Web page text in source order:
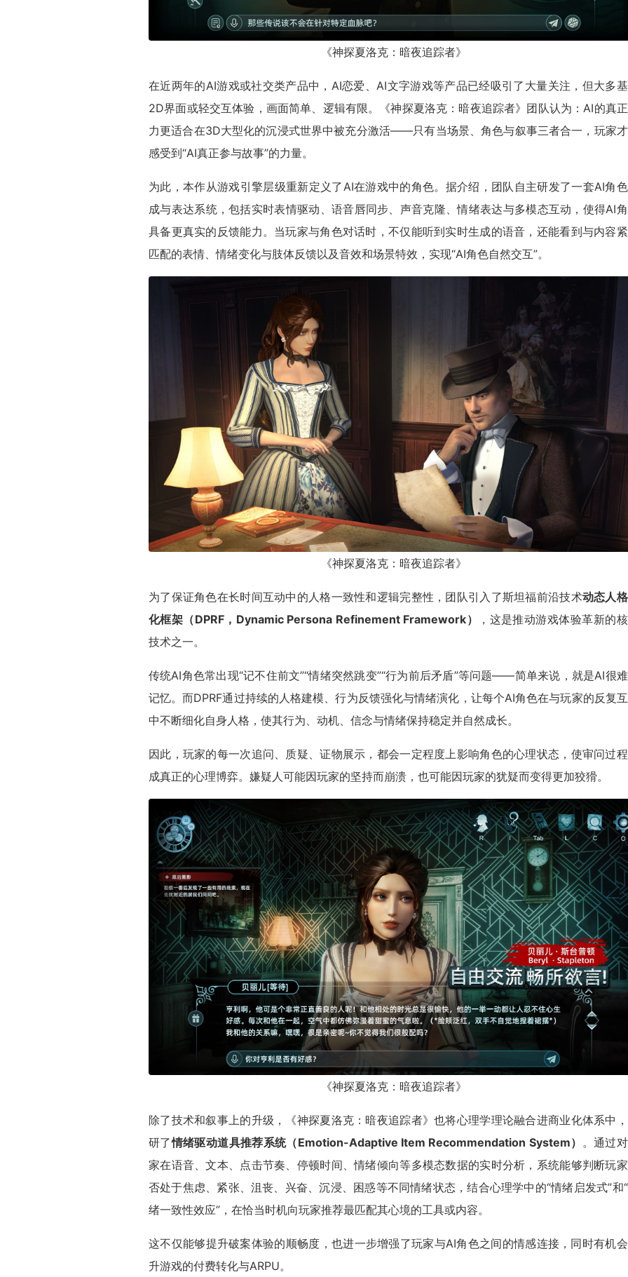
《神探夏洛克：暗夜追踪者》
在近两年的AI游戏或社交类产品中，AI恋爱、AI文字游戏等产品已经吸引了大量关注，但大多
2D界面或轻交互体验，画面简单、逻辑有限。《神探夏洛克：暗夜追踪者》团队认为：AI的真
力更适合在3D大型化的沉浸式世界中被充分激活——只有当场景、角色与叙事三者合一，玩家
感受到“AI真正参与故事”的力量。
为此，本作从游戏引擎层级重新定义了AI在游戏中的角色。据介绍，团队自主研发了一套AI角
成与表达系统，包括实时表情驱动、语音唇同步、声音克隆、情绪表达与多模态互动，使得AI
具备更真实的反馈能力。当玩家与角色对话时，不仅能听到实时生成的语音，还能看到与内容
匹配的表情、情绪变化与肢体反馈以及音效和场景特效，实现“AI角色自然交互”。
《神探夏洛克：暗夜追踪者》
为了保证角色在长时间互动中的人格一致性和逻辑完整性，团队引入了斯坦福前沿技术动态人
化框架（DPRF，Dynamic Persona Refinement Framework）
，这是推动游戏体验革新的
技术之一。
传统AI角色常出现“记不住前文”“情绪突然跳变”“行为前后矛盾”等问题——简单来说，就是AI很
记忆。而DPRF通过持续的人格建模、行为反馈强化与情绪演化，让每个AI角色在与玩家的反复
中不断细化自身人格，使其行为、动机、信念与情绪保持稳定并自然成长。
因此，玩家的每一次追问、质疑、证物展示，都会一定程度上影响角色的心理状态，使审问过
成真正的心理博弈。嫌疑人可能因玩家的坚持而崩溃，也可能因玩家的犹疑而变得更加狡猾。
《神探夏洛克：暗夜追踪者》
除了技术和叙事上的升级，《神探夏洛克：暗夜追踪者》也将心理学理论融合进商业化体系中
研了情绪驱动道具推荐系统（Emotion-Adaptive Item Recommendation System） 。通过
家在语音、文本、点击节奏、停顿时间、情绪倾向等多模态数据的实时分析，系统能够判断玩
否处于焦虑、紧张、沮丧、兴奋、沉浸、困惑等不同情绪状态，结合心理学中的“情绪启发式”和
绪一致性效应”，在恰当时机向玩家推荐最匹配其心境的工具或内容。
这不仅能够提升破案体验的顺畅度，也进一步增强了玩家与AI角色之间的情感连接，同时有机
升游戏的付费转化与ARPU。